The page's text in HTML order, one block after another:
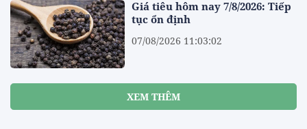
Giá tiêu hôm nay 7/8/2026: Tiếp
tục ổn định
07/08/2026 11:03:02
XEM THÊM